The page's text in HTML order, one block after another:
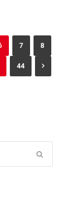
7 8
44